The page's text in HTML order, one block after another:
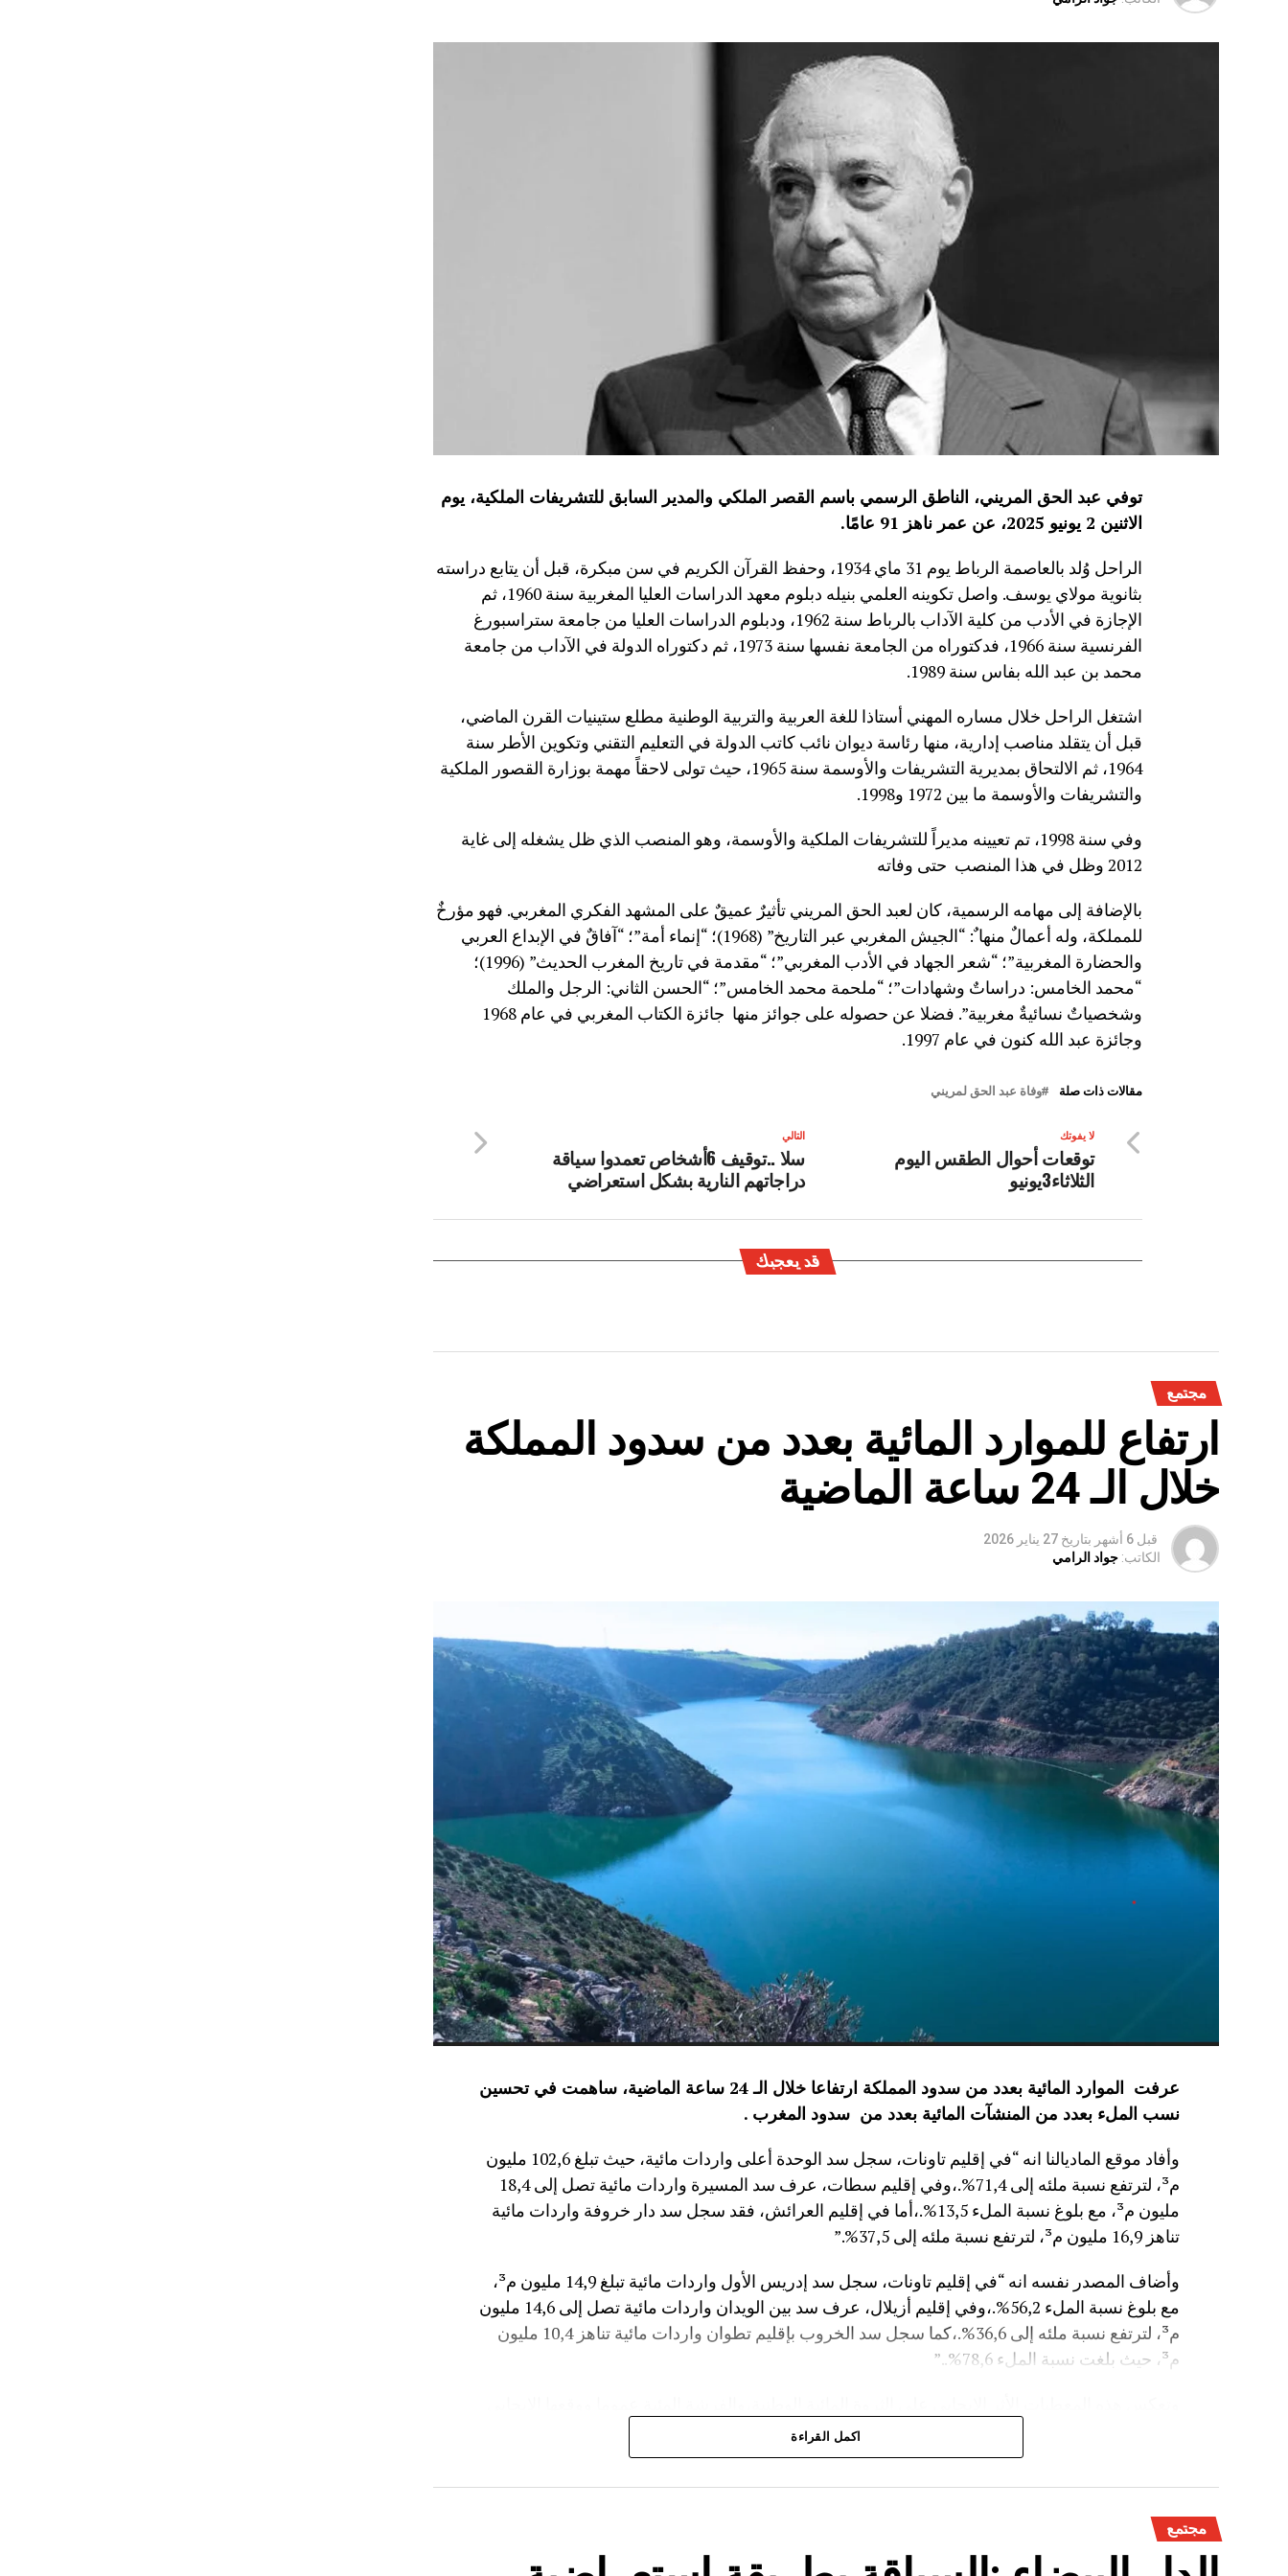
توفي عبد الحق المريني، الناطق الرسمي باسم القصر الملكي والمدير السابق للتشريفات الملكية، يوم
الاثنين 2 يونيو 2025، عن عمر ناهز 91 عامًا.
الراحل وُلد بالعاصمة الرباط يوم 31 ماي 1934، وحفظ القرآن الكريم في سن مبكرة، قبل أن يتابع دراسته
بثانوية مولاي يوسف. واصل تكوينه العلمي بنيله دبلوم معهد الدراسات العليا المغربية سنة 1960، ثم
الإجازة في الأدب من كلية الآداب بالرباط سنة 1962، ودبلوم الدراسات العليا من جامعة ستراسبورغ
الفرنسية سنة 1966، فدكتوراه من الجامعة نفسها سنة 1973، ثم دكتوراه الدولة في الآداب من جامعة
محمد بن عبد الله بفاس سنة 1989.
اشتغل الراحل خلال مساره المهني أستاذا للغة العربية والتربية الوطنية مطلع ستينيات القرن الماضي،
قبل أن يتقلد مناصب إدارية، منها رئاسة ديوان نائب كاتب الدولة في التعليم التقني وتكوين الأطر سنة
1964، ثم الالتحاق بمديرية التشريفات والأوسمة سنة 1965، حيث تولى لاحقاً مهمة بوزارة القصور الملكية
والتشريفات والأوسمة ما بين 1972 و1998.
وفي سنة 1998، تم تعيينه مديراً للتشريفات الملكية والأوسمة، وهو المنصب الذي ظل يشغله إلى غاية
2012 وظل في هذا المنصب حتى وفاته
بالإضافة إلى مهامه الرسمية، كان لعبد الحق المريني تأثيرٌ عميقٌ على المشهد الفكري المغربي. فهو مؤرخٌ
للمملكة، وله أعمالٌ منها ٌ: “الجيش المغربي عبر التاريخ” (1968)؛ “إنماء أمة”؛ “آفاقٌ في الإبداع العربي
والحضارة المغربية”؛ “شعر الجهاد في الأدب المغربي”؛ “مقدمة في تاريخ المغرب الحديث” (1996)؛
“محمد الخامس: دراساتٌ وشهادات”؛ “ملحمة محمد الخامس”؛ “الحسن الثاني: الرجل والملك
وشخصياتٌ نسائيةٌ مغربية”. فضلا عن حصوله على جوائز منها جائزة الكتاب المغربي في عام 1968
وجائزة عبد الله كنون في عام 1997.
مقالات ذات صلة وفاة عبد الحق لمريني
التالي
سلا ..توقيف 6أشخاص تعمدوا سياقة
دراجاتهم النارية بشكل استعراضي
لا يفوتك
توقعات أحوال الطقس اليوم
الثلاثاء3يونيو
قد يعجبك
مجتمع
ارتفاع للموارد المائية بعدد من سدود المملكة
خلال الـ 24 ساعة الماضية
قبل 6 أشهر بتاريخ 27 يناير 2026
الكاتب: جواد الرامي
عرفت الموارد المائية بعدد من سدود المملكة ارتفاعا خلال الـ 24 ساعة الماضية، ساهمت في تحسين
نسب الملء بعدد من المنشآت المائية بعدد من سدود المغرب .
وأفاد موقع الماديالنا انه “في إقليم تاونات، سجل سد الوحدة أعلى واردات مائية، حيث تبلغ 102,6 مليون
م³، لترتفع نسبة ملئه إلى 71,4%.،وفي إقليم سطات، عرف سد المسيرة واردات مائية تصل إلى 18,4
مليون م³، مع بلوغ نسبة الملء 13,5%.،أما في إقليم العرائش، فقد سجل سد دار خروفة واردات مائية
تناهز 16,9 مليون م³، لترتفع نسبة ملئه إلى 37,5%.”
وأضاف المصدر نفسه انه “في إقليم تاونات، سجل سد إدريس الأول واردات مائية تبلغ 14,9 مليون م³،
مع بلوغ نسبة الملء 56,2%.،وفي إقليم أزيلال، عرف سد بين الويدان واردات مائية تصل إلى 14,6 مليون
م³، لترتفع نسبة ملئه إلى 36,6%.،كما سجل سد الخروب بإقليم تطوان واردات مائية تناهز 10,4 مليون
م³، حيث بلغت نسبة الملء 78,6%..”
اكمل القراءة
مجتمع